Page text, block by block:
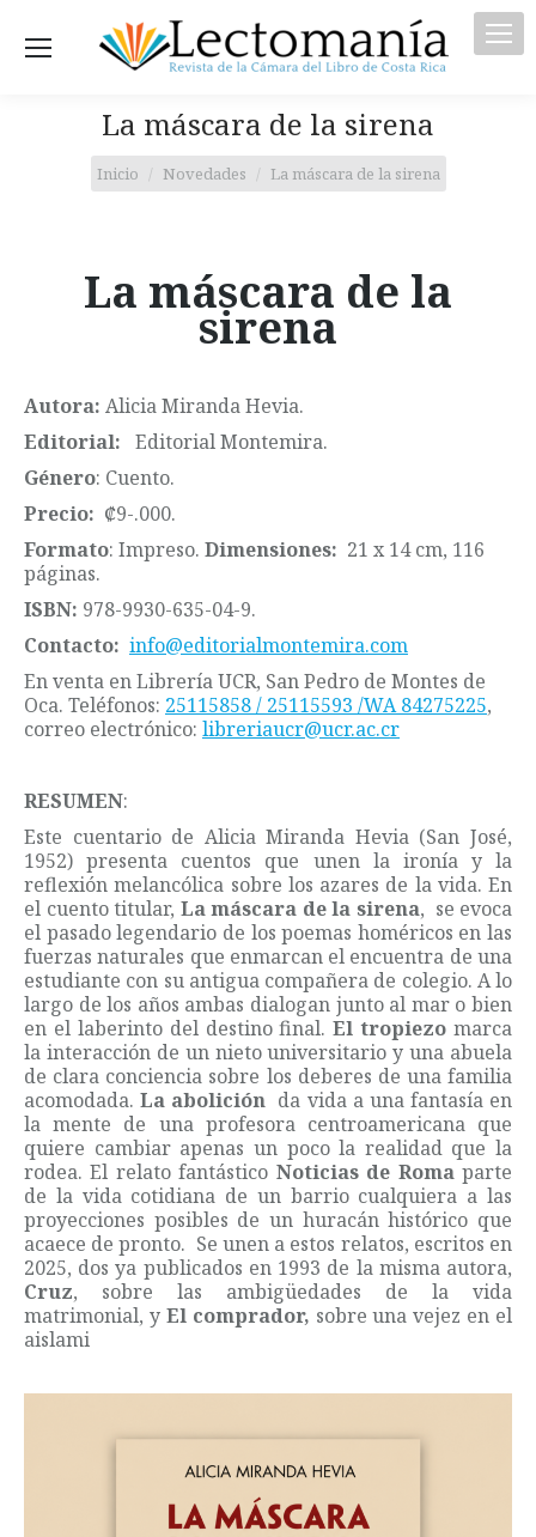
La máscara de la sirena
Estás aquí:
Inicio Novedades La máscara de la sirena
La máscara de la
sirena
Autora: Alicia Miranda Hevia.
Editorial: Editorial Montemira.
Género: Cuento.
Precio: ₡9-.000.
Formato: Impreso. Dimensiones: 21 x 14 cm, 116
páginas.
ISBN: 978-9930-635-04-9.
Contacto: info@editorialmontemira.com
En venta en Librería UCR, San Pedro de Montes de
Oca. Teléfonos: 25115858 / 25115593 /WA 84275225,
correo electrónico: libreriaucr@ucr.ac.cr
RESUMEN:
Este cuentario de Alicia Miranda Hevia (San José,
1952) presenta cuentos que unen la ironía y la
reflexión melancólica sobre los azares de la vida. En
el cuento titular, La máscara de la sirena, se evoca
el pasado legendario de los poemas homéricos en las
fuerzas naturales que enmarcan el encuentra de una
estudiante con su antigua compañera de colegio. A lo
largo de los años ambas dialogan junto al mar o bien
en el laberinto del destino final.El tropiezo marca
la interacción de un nieto universitario y una abuela
de clara conciencia sobre los deberes de una familia
acomodada.La abolición da vida a una fantasía en
la mente de una profesora centroamericana que
quiere cambiar apenas un poco la realidad que la
rodea. El relato fantástico Noticias de Romaparte
de la vida cotidiana de un barrio cualquiera a las
proyecciones posibles de un huracán histórico que
acaece de pronto. Se unen a estos relatos, escritos en
2025, dos ya publicados en 1993 de la misma autora,
Cruz, sobre las ambigüedades de la vida
matrimonial, y El comprador, sobre una vejez en el
aislami